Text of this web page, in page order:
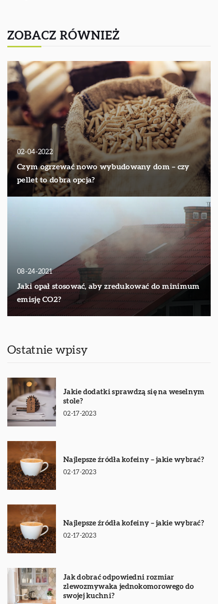
ZOBACZ RÓWNIEŻ
02-04-2022
Czym ogrzewać nowo wybudowany dom – czy
pellet to dobra opcja?
08-24-2021
Jaki opał stosować, aby zredukować do minimum
emisję CO2?
Ostatnie wpisy
Jakie dodatki sprawdzą się na weselnym
stole?
02-17-2023
Najlepsze źródła kofeiny – jakie wybrać?
02-17-2023
Najlepsze źródła kofeiny – jakie wybrać?
02-17-2023
Jak dobrać odpowiedni rozmiar
zlewozmywaka jednokomorowego do
swojej kuchni?